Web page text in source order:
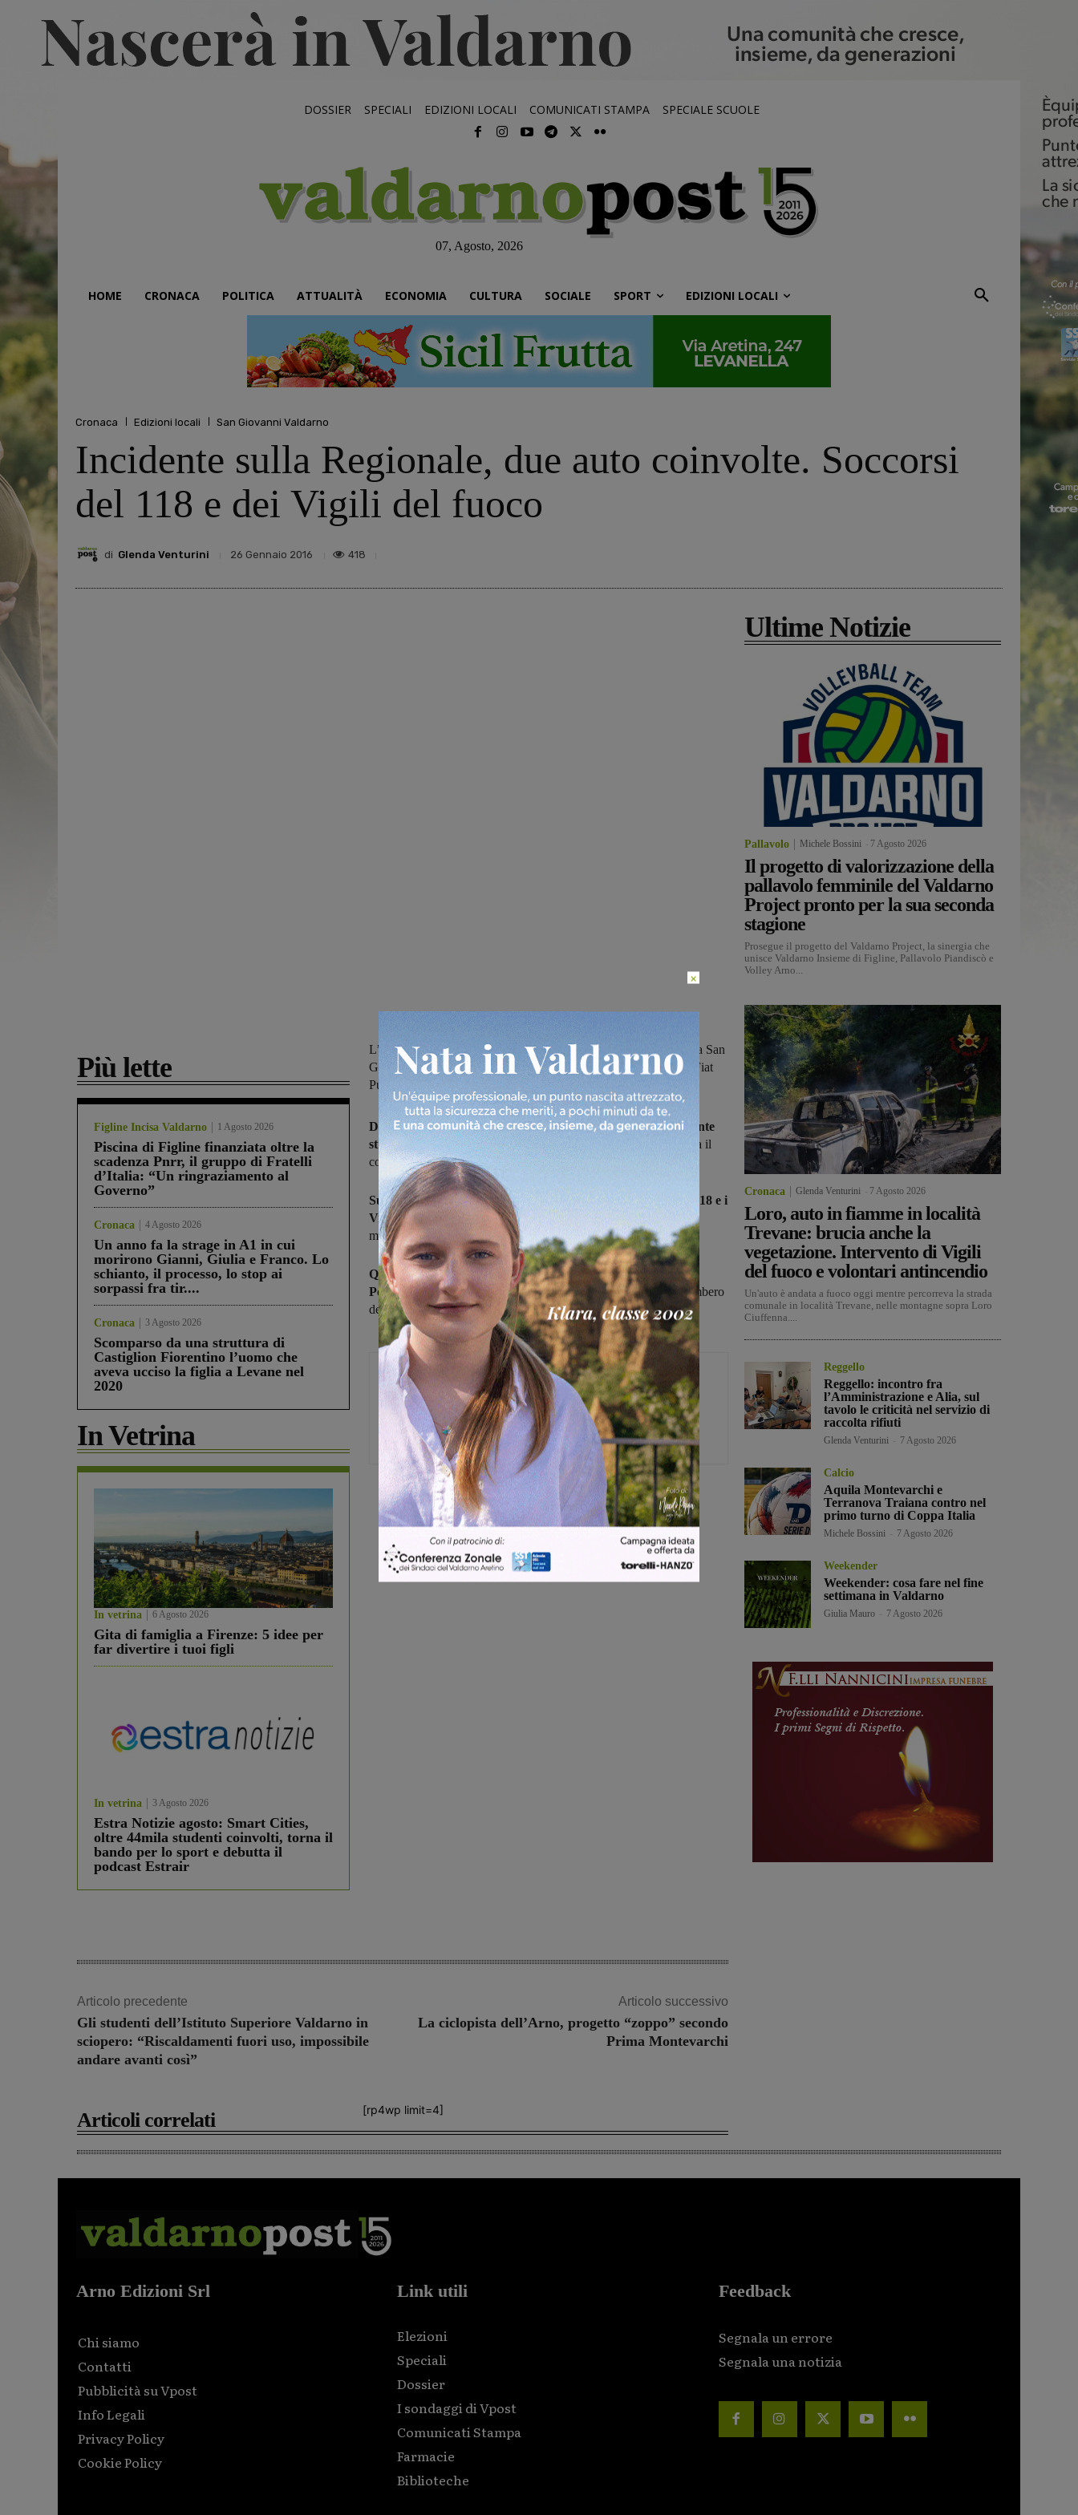
DOSSIER SPECIALI EDIZIONI LOCALI COMUNICATI STAMPA SPECIALE SCUOLE
07, Agosto, 2026
HOME CRONACA POLITICA ATTUALITÀ ECONOMIA CULTURA SOCIALE SPORT EDIZIONI LOCALI
Cronaca Edizioni locali San Giovanni Valdarno
Incidente sulla Regionale, due auto coinvolte. Soccorsi
del 118 e dei Vigili del fuoco
di Glenda Venturini 26 Gennaio 2016 418
Più lette
Figline Incisa Valdarno 1 Agosto 2026
Piscina di Figline finanziata oltre la
scadenza Pnrr, il gruppo di Fratelli
d’Italia: “Un ringraziamento al
Governo”
Cronaca 4 Agosto 2026
Un anno fa la strage in A1 in cui
morirono Gianni, Giulia e Franco. Lo
schianto, il processo, lo stop ai
sorpassi fra tir....
Cronaca 3 Agosto 2026
Scomparso da una struttura di
Castiglion Fiorentino l’uomo che
aveva ucciso la figlia a Levane nel
2020
In Vetrina
In vetrina 6 Agosto 2026
Gita di famiglia a Firenze: 5 idee per
far divertire i tuoi figli
In vetrina 3 Agosto 2026
Estra Notizie agosto: Smart Cities,
oltre 44mila studenti coinvolti, torna il
bando per lo sport e debutta il
podcast Estrair
L’incidente è avvenuto questa mattina intorno alle 8, al confine fra San
Giovanni e Figline. Sul posto anche i carabinieri. Coinvolte una Fiat
Punto e una Lancia Ypsilon. Code per consentire i soccorsi
Due auto sono rimaste coinvolte, questa mattina, in un incidente
stradaleavvenuto intorno alle 8 sulla Regionale 69, al confine fra il
comune di San Giovanni e quello di Figline.
Sul posto per i soccorsi sono intervenute due ambulanze del 118 e i
Vigili del fuoco di Montevarchi. Non si hanno informazioni al
momento sulle condizioni delle persone ferite.
Qualche disagio alla circolazione stradale intorno al nodo del
Porcellino, in concomitanza con le operazioni di soccorso e sgombero
della carreggiata. Per i rilievi sono intervenuti i carabinieri.
Glenda Venturini
Capo redattore
Share
Articolo precedente
Gli studenti dell’Istituto Superiore Valdarno in
sciopero: “Riscaldamenti fuori uso, impossibile
andare avanti così”
Articolo successivo
La ciclopista dell’Arno, progetto “zoppo” secondo
Prima Montevarchi
[rp4wp limit=4]
Articoli correlati
Ultime Notizie
Pallavolo Michele Bossini 7 Agosto 2026
Il progetto di valorizzazione della
pallavolo femminile del Valdarno
Project pronto per la sua seconda
stagione
Prosegue il progetto del Valdarno Project, la sinergia che
unisce Valdarno Insieme di Figline, Pallavolo Piandiscò e
Volley Arno...
Cronaca Glenda Venturini 7 Agosto 2026
Loro, auto in fiamme in località
Trevane: brucia anche la
vegetazione. Intervento di Vigili
del fuoco e volontari antincendio
Un'auto è andata a fuoco oggi mentre percorreva la strada
comunale in località Trevane, nelle montagne sopra Loro
Ciuffenna....
Reggello
Reggello: incontro fra
l’Amministrazione e Alia, sul
tavolo le criticità nel servizio di
raccolta rifiuti
Glenda Venturini 7 Agosto 2026
Calcio
Aquila Montevarchi e
Terranova Traiana contro nel
primo turno di Coppa Italia
Michele Bossini 7 Agosto 2026
Weekender
Weekender: cosa fare nel fine
settimana in Valdarno
Giulia Mauro 7 Agosto 2026
Arno Edizioni Srl
Chi siamo
Contatti
Pubblicità su Vpost
Info Legali
Privacy Policy
Cookie Policy
Link utili
Elezioni
Speciali
Dossier
I sondaggi di Vpost
Comunicati Stampa
Farmacie
Biblioteche
Feedback
Segnala un errore
Segnala una notizia
×